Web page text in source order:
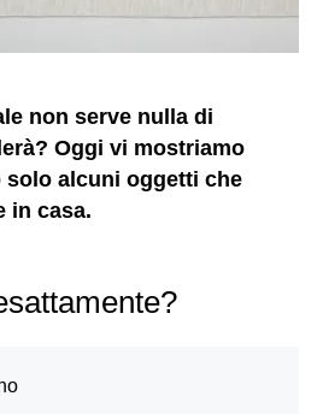
non serve nulla di
Oggi vi mostriamo
solo alcuni oggetti che
in casa.